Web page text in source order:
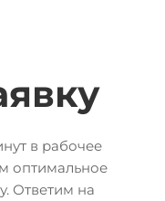
в рабочее
оптимальное
Ответим на